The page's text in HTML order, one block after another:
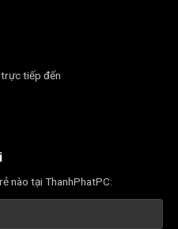
tiếp đến
nào tại ThanhPhatPC: